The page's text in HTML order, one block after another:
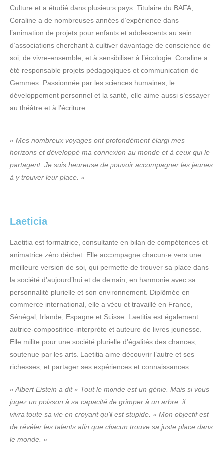
Culture et a étudié dans plusieurs pays. Titulaire du BAFA,
Coraline a de nombreuses années d’expérience dans
l’animation de projets pour enfants et adolescents au sein
d’associations cherchant à cultiver davantage de conscience de
soi, de vivre-ensemble, et à sensibiliser à l’écologie. Coraline a
été responsable projets pédagogiques et communication de
Gemmes. Passionnée par les sciences humaines, le
développement personnel et la santé, elle aime aussi s’essayer
au théâtre et à l’écriture.
« Mes nombreux voyages ont profondément élargi mes
horizons et développé ma connexion au monde et à ceux qui le
partagent. Je suis heureuse de pouvoir accompagner les jeunes
à y trouver leur place. »
Laeticia
Laetitia est formatrice, consultante en bilan de compétences et
animatrice zéro déchet. Elle accompagne chacun·e vers une
meilleure version de soi, qui permette de trouver sa place dans
la société d’aujourd’hui et de demain, en harmonie avec sa
personnalité plurielle et son environnement. Diplômée en
commerce international, elle a vécu et travaillé en France,
Sénégal, Irlande, Espagne et Suisse. Laetitia est également
autrice-compositrice-interprète et auteure de livres jeunesse.
Elle milite pour une société plurielle d’égalités des chances,
soutenue par les arts. Laetitia aime découvrir l’autre et ses
richesses, et partager ses expériences et connaissances.
«AlbertEistein a dit« Tout le monde est un génie. Mais si vous
jugez un poisson à sa capacité de grimper à un arbre, il
vivra toute sa vie en croyant qu’il est stupide. » Mon objectif est
de révéler les talents afin que chacun trouve sa juste place dans
le monde. »